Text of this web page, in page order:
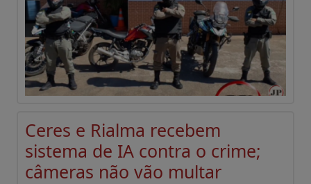
Ceres e Rialma recebem
sistema de IA contra o crime;
câmeras não vão multar